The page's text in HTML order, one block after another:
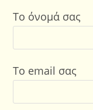
Το όνομά σας
Το email σας